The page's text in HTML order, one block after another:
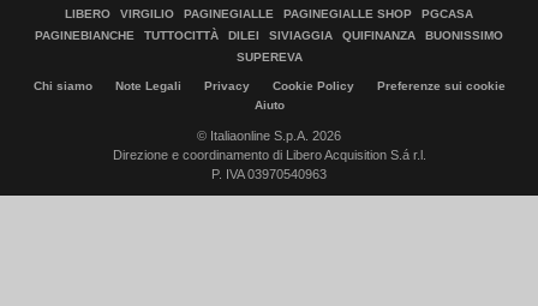
LIBERO VIRGILIO PAGINEGIALLE PAGINEGIALLE SHOP
PGCASA
PAGINEBIANCHE
TUTTOCITTÀ DILEI SIVIAGGIA QUIFINANZA
BUONISSIMO
SUPEREVA
Chi siamo Note Legali Privacy Cookie Policy
Preferenze sui cookie
Aiuto
© Italiaonline S.p.A. 2026
Direzione e coordinamento di Libero Acquisition S.á r.l.
P. IVA 03970540963